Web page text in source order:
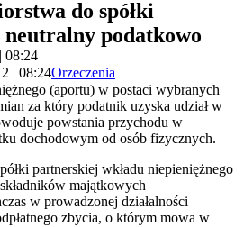
do spółki
podatkowo
08:24
| 08:24Orzeczenia
(aportu) w postaci wybranych
za który podatnik uzyska udział w
powstania przychodu w
dochodowym od osób fizycznych.
partnerskiej wkładu niepieniężnego
majątkowych
w prowadzonej działalności
zbycia, o którym mowa w